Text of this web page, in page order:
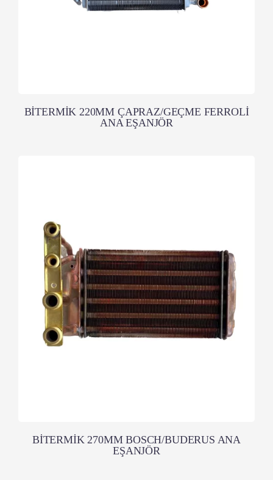
BİTERMİK 220MM ÇAPRAZ/GEÇME FERROLİ
ANA EŞANJÖR
BİTERMİK 270MM BOSCH/BUDERUS ANA
EŞANJÖR